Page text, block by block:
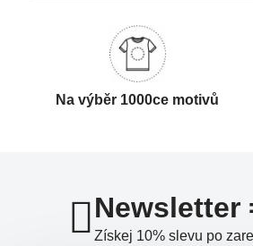
Na výběr 1000ce motivů
Newsletter
Získej 10% slevu po